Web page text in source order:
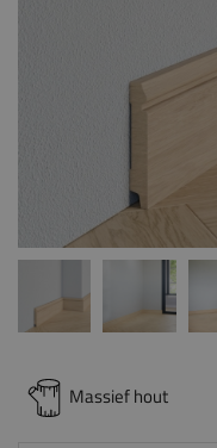
Massief hout